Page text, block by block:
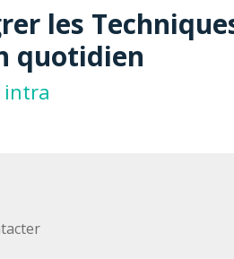
les
quotidien
intra